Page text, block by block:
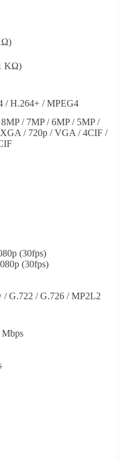
KΩ)
/ H.264+ / MPEG4
/ 7MP / 6MP / 5MP /
/ 720p / VGA / 4CIF /
(30fps)
(30fps)
/ G.722 / G.726 / MP2L2
Mbps